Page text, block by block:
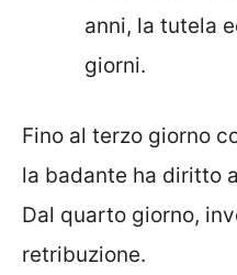
anni, la tutela
giorni.
Fino al terzo giorno
la badante ha diritto
Dal quarto giorno,
retribuzione.